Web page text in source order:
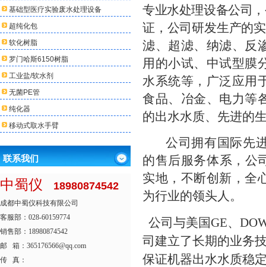
基础型医疗实验废水处理设备
超纯化包
软化树脂
罗门哈斯6150树脂
工业盐/软水剂
无菌PE管
纯化器
移动式取水手臂
联系我们
中蜀仪 18980874542
成都中蜀仪科技有限公司
客服部：028-60159774
销售部：18980874542
邮 箱：365176566@qq.com
传 真：
专业水处理设备公司
证，公司研发生产的
滤、超滤、纳滤、反
用的小试、中试型膜
水系统等 ，广泛应用
食品、冶金、电力等
的出水水质、先进的
公司拥有国际先
的售后服务体系，公
实地，不断创新，全
为行业的领头人。
公司与美国GE、
司建立了长期的业务
保证机器出水水质稳